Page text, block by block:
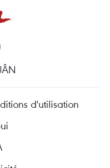
d'utilisation